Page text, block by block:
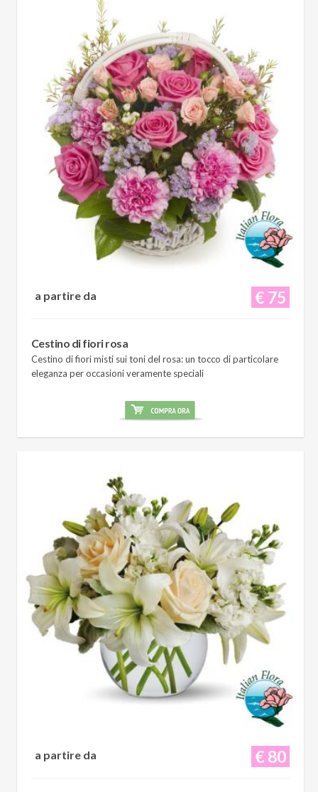
€ 75
a partire da
Cestino di fiori rosa
Cestino di fiori misti sui toni del rosa: un tocco di particolare
eleganza per occasioni veramente speciali
€ 80
a partire da